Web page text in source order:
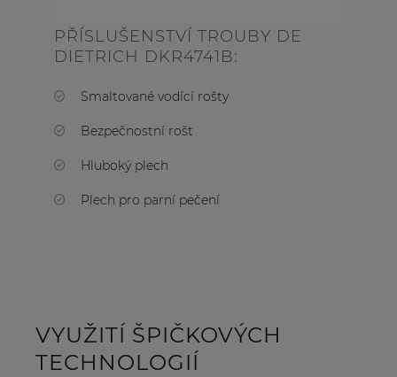
PŘÍSLUŠENSTVÍ TROUBY DE
DIETRICH DKR4741B:
Smaltované vodící rošty
Bezpečnostní rošt
Hluboký plech
Plech pro parní pečení
VYUŽITÍ ŠPIČKOVÝCH
TECHNOLOGIÍ